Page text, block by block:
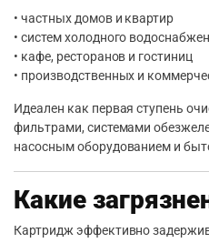
• частных домов и квартир
• систем холодного
• кафе, ресторанов и гостиниц
• производственных и
Идеален как первая ступень
фильтрами, системами
насосным оборудованием и
Какие
Картридж эффективно